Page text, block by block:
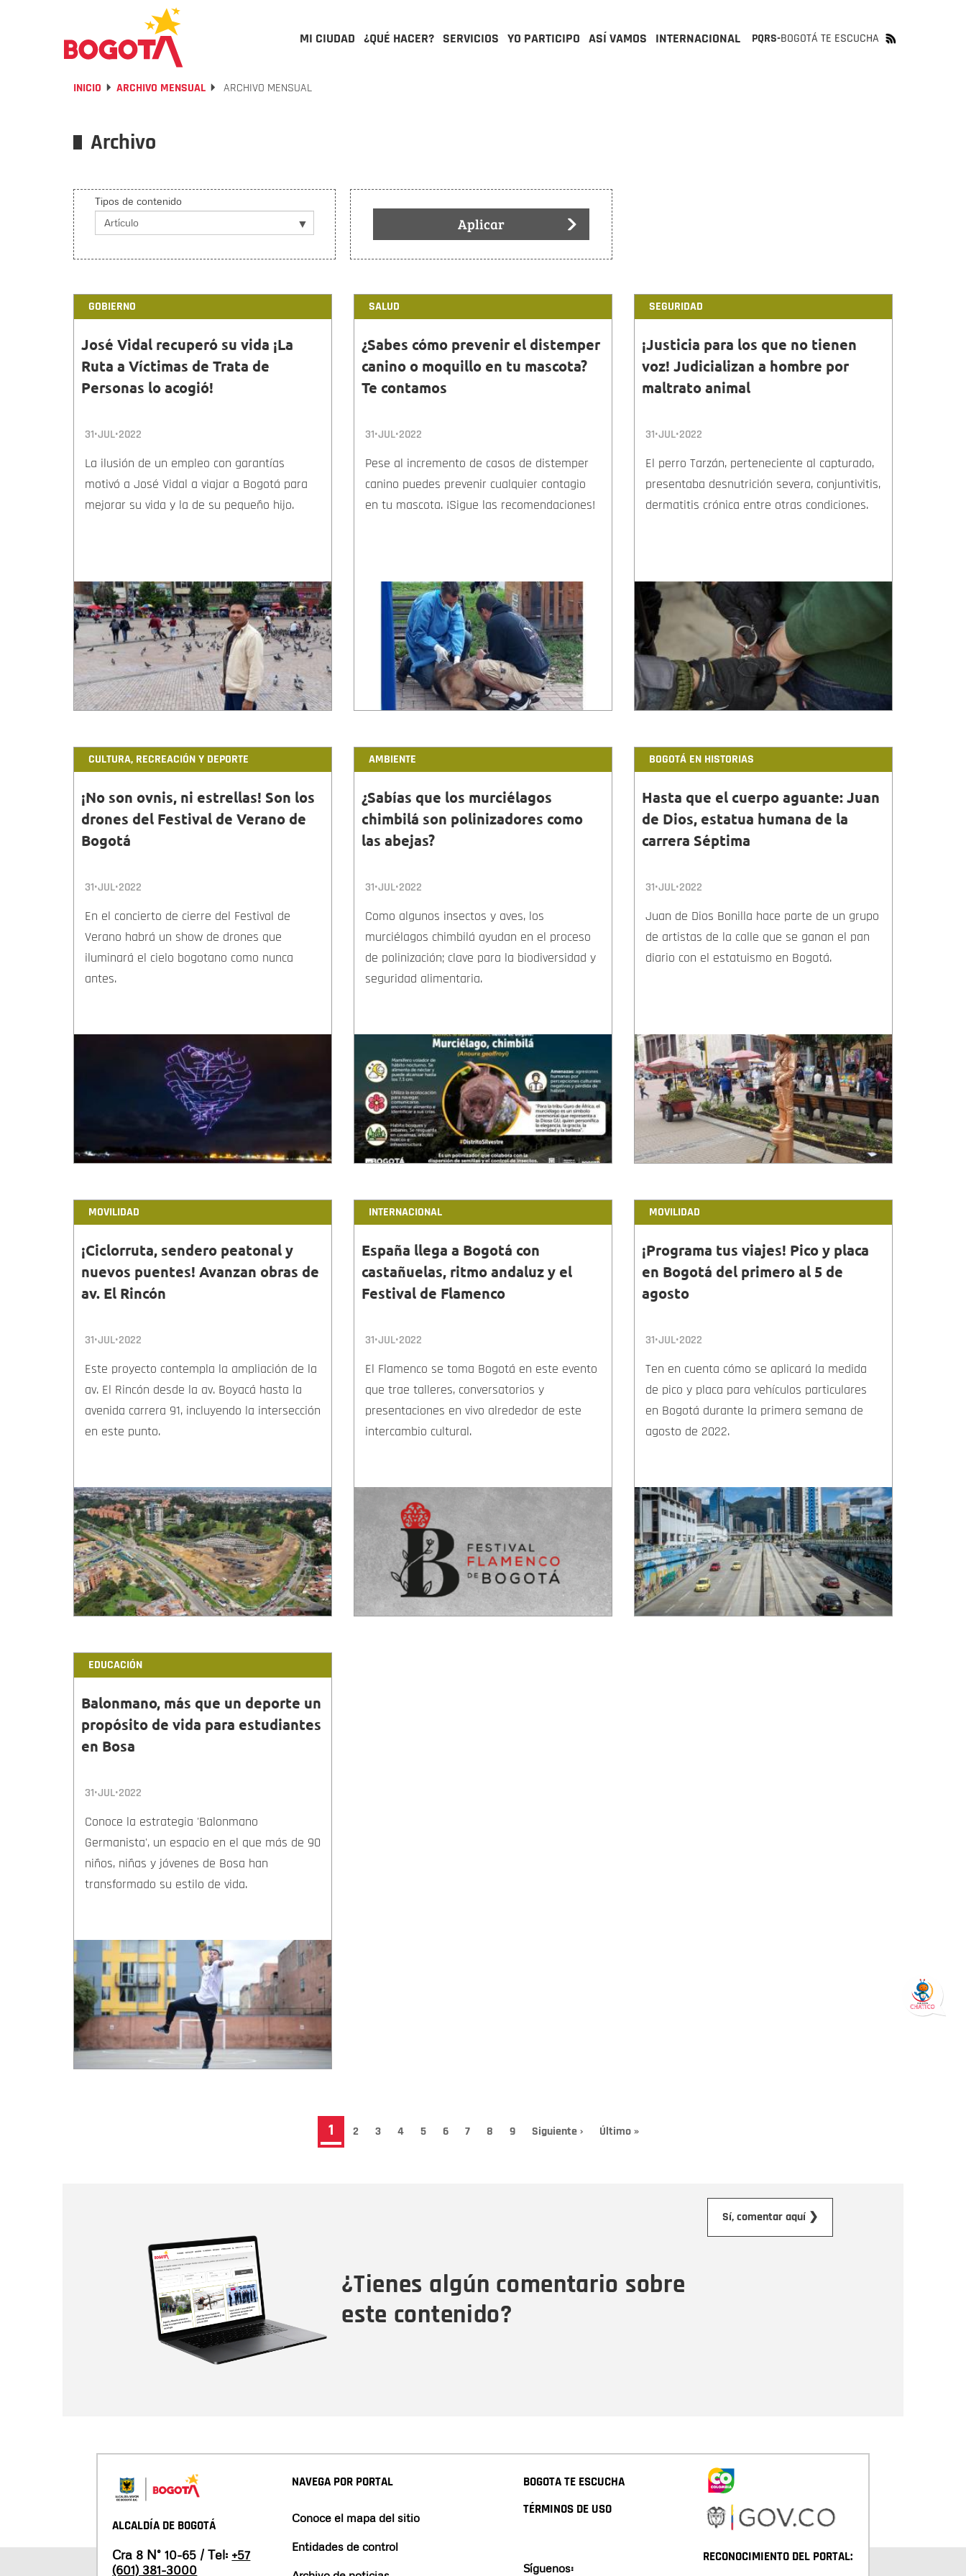
MI CIUDAD ¿QUÉ HACER? SERVICIOS YO PARTICIPO ASÍ VAMOS INTERNACIONAL PQRS-BOGOTÁ TE ESCUCHA
INICIO ARCHIVO MENSUAL ARCHIVO MENSUAL
Archivo
Tipos de contenido
Aplicar
GOBIERNO
José Vidal recuperó su vida ¡La
Ruta a Víctimas de Trata de
Personas lo acogió!
31•JUL•2022
La ilusión de un empleo con garantías
motivó a José Vidal a viajar a Bogotá para
mejorar su vida y la de su pequeño hijo.
SALUD
¿Sabes cómo prevenir el distemper
canino o moquillo en tu mascota?
Te contamos
31•JUL•2022
Pese al incremento de casos de distemper
canino puedes prevenir cualquier contagio
en tu mascota. ¡Sigue las recomendaciones!
SEGURIDAD
¡Justicia para los que no tienen
voz! Judicializan a hombre por
maltrato animal
31•JUL•2022
El perro Tarzán, perteneciente al capturado,
presentaba desnutrición severa, conjuntivitis,
dermatitis crónica entre otras condiciones.
CULTURA, RECREACIÓN Y DEPORTE
¡No son ovnis, ni estrellas! Son los
drones del Festival de Verano de
Bogotá
31•JUL•2022
En el concierto de cierre del Festival de
Verano habrá un show de drones que
iluminará el cielo bogotano como nunca
antes.
AMBIENTE
¿Sabías que los murciélagos
chimbilá son polinizadores como
las abejas?
31•JUL•2022
Como algunos insectos y aves, los
murciélagos chimbilá ayudan en el proceso
de polinización; clave para la biodiversidad y
seguridad alimentaria.
BOGOTÁ EN HISTORIAS
Hasta que el cuerpo aguante: Juan
de Dios, estatua humana de la
carrera Séptima
31•JUL•2022
Juan de Dios Bonilla hace parte de un grupo
de artistas de la calle que se ganan el pan
diario con el estatuismo en Bogotá.
MOVILIDAD
¡Ciclorruta, sendero peatonal y
nuevos puentes! Avanzan obras de
av. El Rincón
31•JUL•2022
Este proyecto contempla la ampliación de la
av. El Rincón desde la av. Boyacá hasta la
avenida carrera 91, incluyendo la intersección
en este punto.
INTERNACIONAL
España llega a Bogotá con
castañuelas, ritmo andaluz y el
Festival de Flamenco
31•JUL•2022
El Flamenco se toma Bogotá en este evento
que trae talleres, conversatorios y
presentaciones en vivo alrededor de este
intercambio cultural.
MOVILIDAD
¡Programa tus viajes! Pico y placa
en Bogotá del primero al 5 de
agosto
31•JUL•2022
Ten en cuenta cómo se aplicará la medida
de pico y placa para vehículos particulares
en Bogotá durante la primera semana de
agosto de 2022.
EDUCACIÓN
Balonmano, más que un deporte un
propósito de vida para estudiantes
en Bosa
31•JUL•2022
Conoce la estrategia 'Balonmano
Germanista', un espacio en el que más de 90
niños, niñas y jóvenes de Bosa han
transformado su estilo de vida.
Página
actual
1 Page
2 Page
3 Page
4 Page
5 Page
6 Page
7 Page
8 Page
9
Siguiente
Siguiente ›
Última
Último »
¿Tienes algún comentario sobre
este contenido?
Sí, comentar aquí ❯
ALCALDÍA DE BOGOTÁ
Cra 8 N° 10-65 / Tel: +57
(601) 381-3000
NAVEGA POR PORTAL
Conoce el mapa del sitio
Entidades de control
BOGOTA TE ESCUCHA
TÉRMINOS DE USO
Síguenos:
RECONOCIMIENTO DEL PORTAL: